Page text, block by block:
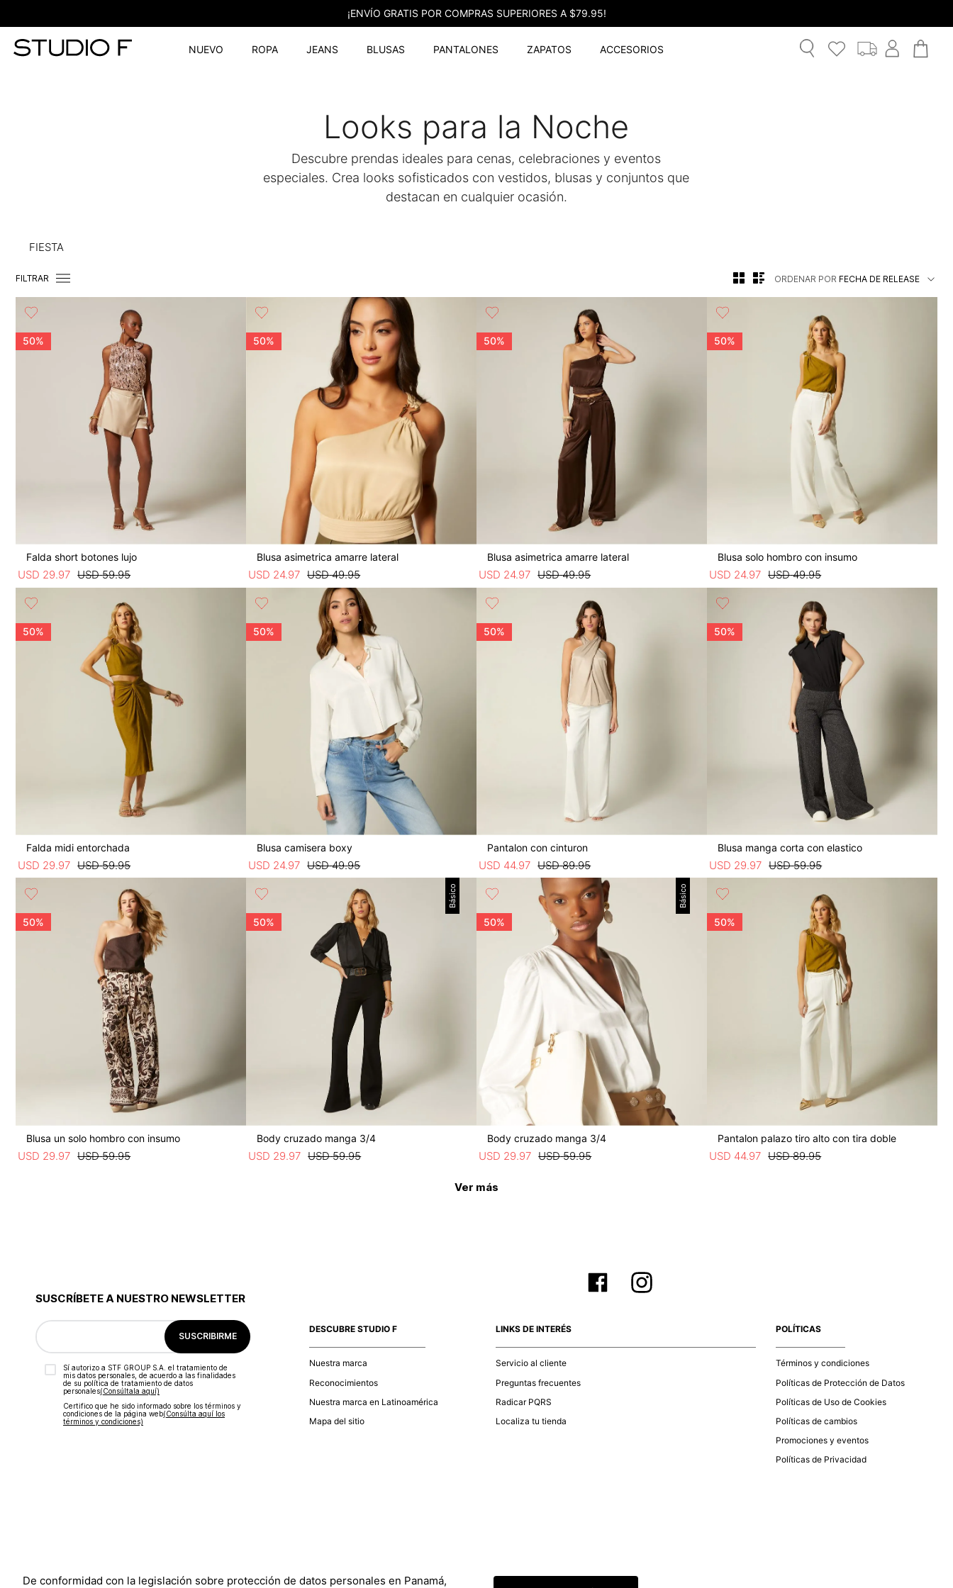
¡ENVÍO GRATIS POR COMPRAS SUPERIORES A $79.95!
NUEVO ROPA JEANS BLUSAS PANTALONES ZAPATOS ACCESORIOS
Looks para la Noche
Descubre prendas ideales para cenas, celebraciones y eventos
especiales. Crea looks sofisticados con vestidos, blusas y conjuntos que
destacan en cualquier ocasión.
FIESTA
FILTRAR ORDENAR POR FECHA DE RELEASE
50%
Falda short botones lujo
USD 59.95
USD 29.97
50%
Blusa asimetrica amarre lateral
USD 49.95
USD 24.97
50%
Blusa asimetrica amarre lateral
USD 49.95
USD 24.97
50%
Blusa solo hombro con insumo
USD 49.95
USD 24.97
50%
Falda midi entorchada
USD 59.95
USD 29.97
50%
Blusa camisera boxy
USD 49.95
USD 24.97
50%
Pantalon con cinturon
USD 89.95
USD 44.97
50%
Blusa manga corta con elastico
USD 59.95
USD 29.97
50%
Blusa un solo hombro con insumo
USD 59.95
USD 29.97
Básico
50%
Body cruzado manga 3/4
USD 59.95
USD 29.97
Básico
50%
Body cruzado manga 3/4
USD 59.95
USD 29.97
50%
Pantalon palazo tiro alto con tira doble
USD 89.95
USD 44.97
Ver más
SUSCRÍBETE A NUESTRO NEWSLETTER
SUSCRIBIRME
Sí autorizo a STF GROUP S.A. el tratamiento de
mis datos personales, de acuerdo a las finalidades
de su política de tratamiento de datos
personales‎(Consúltala aquí)
Certifico que he sido informado sobre los términos y
condiciones de la página web‎(Consúlta aquí los
términos y condiciones)
DESCUBRE STUDIO F
Nuestra marca
Reconocimientos
Nuestra marca en Latinoamérica
Mapa del sitio
LINKS DE INTERÉS
Servicio al cliente
Preguntas frecuentes
Radicar PQRS
Localiza tu tienda
POLÍTICAS
Términos y condiciones
Políticas de Protección de Datos
Políticas de Uso de Cookies
Políticas de cambios
Promociones y eventos
Políticas de Privacidad
De conformidad con la legislación sobre protección de datos personales en Panamá,